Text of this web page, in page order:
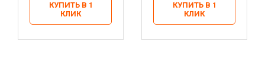
КУПИТЬ В 1
КЛИК
КУПИТЬ В 1
КЛИК